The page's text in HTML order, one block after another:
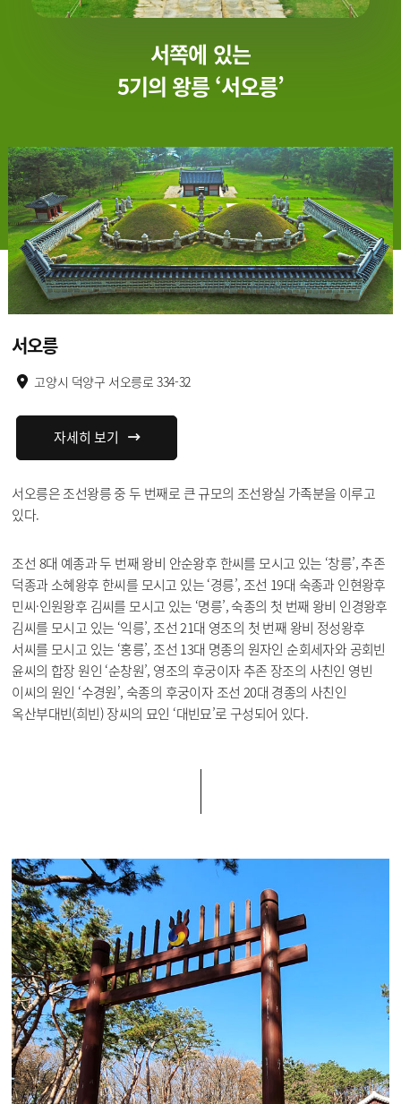
서쪽에 있는
5기의 왕릉 ‘서오릉’
서오릉
고양시 덕양구 서오릉로 334-32
자세히 보기
서오릉은 조선왕릉 중 두 번째로 큰 규모의 조선왕실 가족분을 이루고
있다.
조선 8대 예종과 두 번째 왕비 안순왕후 한씨를 모시고 있는 ‘창릉’, 추존
덕종과 소혜왕후 한씨를 모시고 있는 ‘경릉’, 조선 19대 숙종과 인현왕후
민씨·인원왕후 김씨를 모시고 있는 ‘명릉’, 숙종의 첫 번째 왕비 인경왕후
김씨를 모시고 있는 ‘익릉’, 조선 21대 영조의 첫 번째 왕비 정성왕후
서씨를 모시고 있는 ‘홍릉’, 조선 13대 명종의 원자인 순회세자와 공회빈
윤씨의 합장 원인 ‘순창원’, 영조의 후궁이자 추존 장조의 사친인 영빈
이씨의 원인 ‘수경원’, 숙종의 후궁이자 조선 20대 경종의 사친인
옥산부대빈(희빈) 장씨의 묘인 ‘대빈묘’로 구성되어 있다.